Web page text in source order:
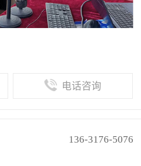
电话咨询
136-3176-5076